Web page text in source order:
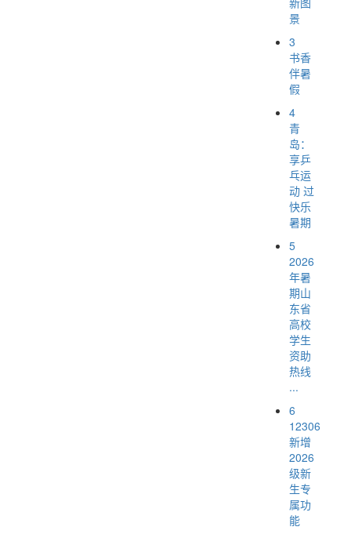
景
3
书香
伴暑
假
4
青
岛：
享乒
乓运
动 过
快乐
暑期
5
2026
年暑
期山
东省
高校
学生
资助
热线
...
6
12306
新增
2026
级新
生专
属功
能